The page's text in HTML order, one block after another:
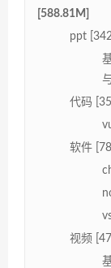
[588.81M]
ppt
代码
软件
视频